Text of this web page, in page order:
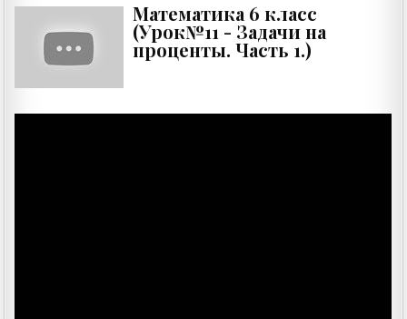
Математика 6 класс
(Урок№11 - Задачи на
проценты. Часть 1.)